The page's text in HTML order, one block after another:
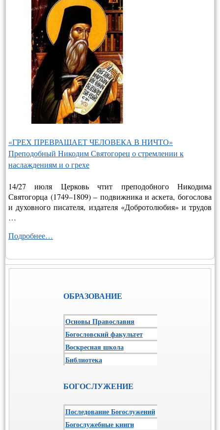
«ГРЕХ ПРЕВРАЩАЕТ ЧЕЛОВЕКА В НИЧТО»
Преподобный Никодим Святогорец о стремлении к
наслаждениям и о грехе
14/27 июля Церковь чтит преподобного Никодима
Святогорца (1749–1809) – подвижника и аскета, богослова
и духовного писателя, издателя «Добротолюбия» и трудов
…
Подробнее…
ОБРАЗОВАНИЕ
Основы Православия
Богословский факультет
Воскресная школа
Библиотека
БОГОСЛУЖЕНИЕ
Последование Богослужений
Богослужебные книги